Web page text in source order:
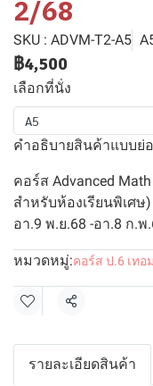
2/68
SKU : ADVM-T2-A5
฿4,500
เลือกที่นั่ง
A5
คำอธิบายสินค้าแบบย่อ
คอร์ส Advanced
สำหรับห้องเรียนพิเศษ
อา.9 พ.ย.68 -อา.8 ก.พ
หมวดหมู่:คอร์ส ป.6 เทอ
แชร์
รายละเอียดสินค้า